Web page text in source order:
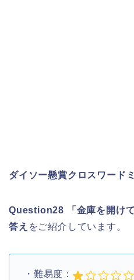
ダイソー懸賞クロスワード
Question28 「金庫を開け
答え をご紹介しています。
・難易度：